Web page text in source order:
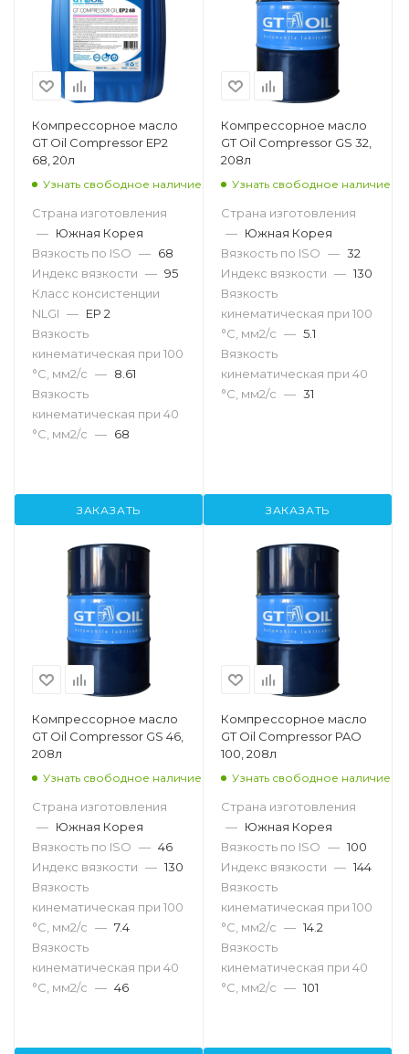
Компрессорное масло
GT Oil Compressor EP2
68, 20л
Узнать свободное наличие
Страна изготовления
— Южная Корея
Вязкость по ISO — 68
Индекс вязкости — 95
Класс консистенции
NLGI — EP 2
Вязкость
кинематическая при 100
°С, мм2/с — 8.61
Вязкость
кинематическая при 40
°С, мм2/с — 68
ЗАКАЗАТЬ
Компрессорное масло
GT Oil Compressor GS 32,
208л
Узнать свободное наличие
Страна изготовления
— Южная Корея
Вязкость по ISO — 32
Индекс вязкости — 130
Вязкость
кинематическая при 100
°С, мм2/с — 5.1
Вязкость
кинематическая при 40
°С, мм2/с — 31
ЗАКАЗАТЬ
Компрессорное масло
GT Oil Compressor GS 46,
208л
Узнать свободное наличие
Страна изготовления
— Южная Корея
Вязкость по ISO — 46
Индекс вязкости — 130
Вязкость
кинематическая при 100
°С, мм2/с — 7.4
Вязкость
кинематическая при 40
°С, мм2/с — 46
Компрессорное масло
GT Oil Compressor PAO
100, 208л
Узнать свободное наличие
Страна изготовления
— Южная Корея
Вязкость по ISO — 100
Индекс вязкости — 144
Вязкость
кинематическая при 100
°С, мм2/с — 14.2
Вязкость
кинематическая при 40
°С, мм2/с — 101